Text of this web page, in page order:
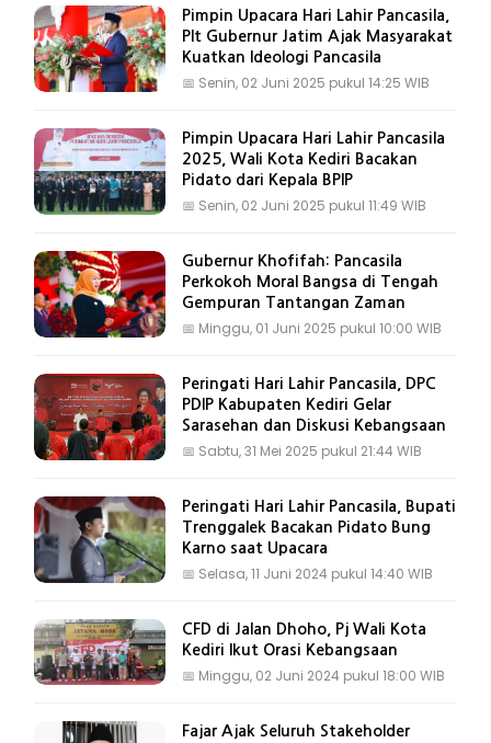
Pimpin Upacara Hari Lahir Pancasila,
Plt Gubernur Jatim Ajak Masyarakat
Kuatkan Ideologi Pancasila
📅 Senin, 02 Juni 2025 pukul 14:25 WIB
Pimpin Upacara Hari Lahir Pancasila
2025, Wali Kota Kediri Bacakan
Pidato dari Kepala BPIP
📅 Senin, 02 Juni 2025 pukul 11:49 WIB
Gubernur Khofifah: Pancasila
Perkokoh Moral Bangsa di Tengah
Gempuran Tantangan Zaman
📅 Minggu, 01 Juni 2025 pukul 10:00 WIB
Peringati Hari Lahir Pancasila, DPC
PDIP Kabupaten Kediri Gelar
Sarasehan dan Diskusi Kebangsaan
📅 Sabtu, 31 Mei 2025 pukul 21:44 WIB
Peringati Hari Lahir Pancasila, Bupati
Trenggalek Bacakan Pidato Bung
Karno saat Upacara
📅 Selasa, 11 Juni 2024 pukul 14:40 WIB
CFD di Jalan Dhoho, Pj Wali Kota
Kediri Ikut Orasi Kebangsaan
📅 Minggu, 02 Juni 2024 pukul 18:00 WIB
Fajar Ajak Seluruh Stakeholder